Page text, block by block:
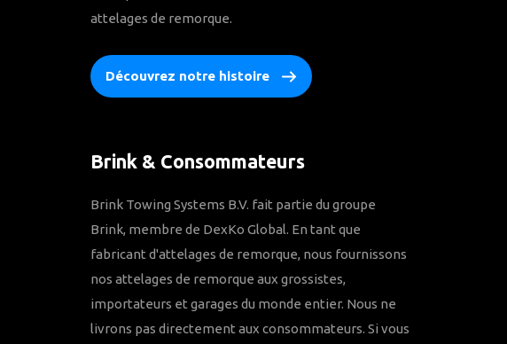
attelages de remorque.
Découvrez notre histoire
Brink & Consommateurs
Brink Towing Systems B.V. fait partie du groupe
Brink, membre de DexKo Global. En tant que
fabricant d'attelages de remorque, nous fournissons
nos attelages de remorque aux grossistes,
importateurs et garages du monde entier. Nous ne
livrons pas directement aux consommateurs. Si vous